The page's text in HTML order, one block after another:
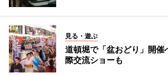
見る・遊ぶ
道頓堀で「盆おどり」開
際交流ショーも